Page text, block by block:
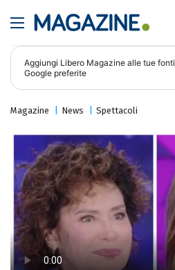
Aggiungi Libero Magazine alle tue fonti
Google preferite
Magazine News Spettacoli